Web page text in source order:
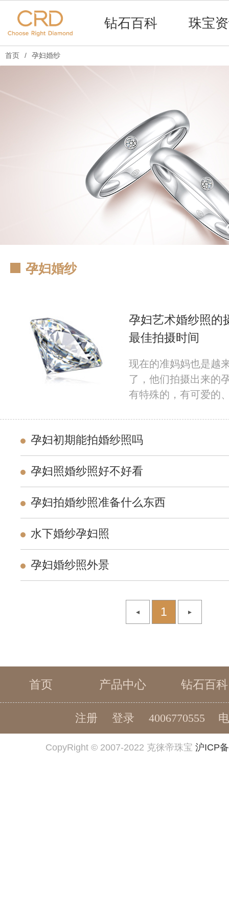
钻石百科 珠宝
首页 / 孕妇婚纱
孕妇婚纱
孕妇艺术婚纱照的
最佳拍摄时间
现在的准妈妈也是越
了，他们拍摄出来的
有特殊的，有可爱的
……
孕妇初期能拍婚纱照吗
孕妇照婚纱照好不好看
孕妇拍婚纱照准备什么东西
水下婚纱孕妇照
孕妇婚纱照外景
1
首页 产品中心 钻石百科
注册 登录 4006770555
CopyRight © 2007-2022 克徕帝珠宝 沪ICP